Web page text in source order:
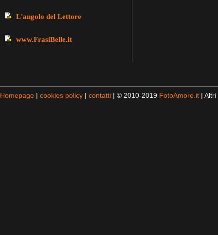
L'angolo del Lettore
www.FrasiBelle.it
Homepage | cookies policy | contatti | © 2010-2019 FotoAmore.it |